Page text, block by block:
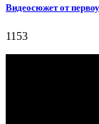
Видеосюжет от
1153